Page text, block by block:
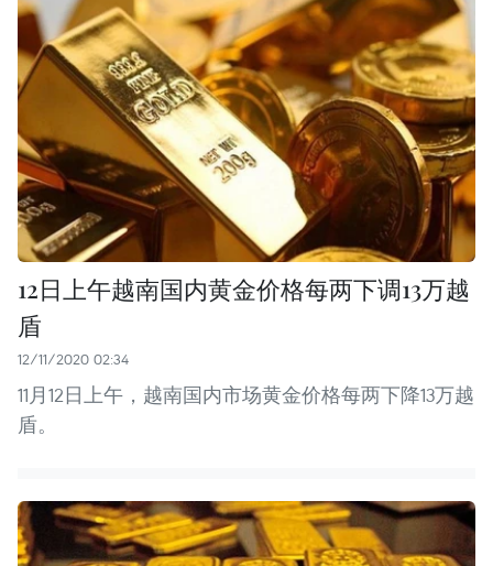
12日上午越南国内黄金价格每两下调13万越
盾
12/11/2020 02:34
11月12日上午，越南国内市场黄金价格每两下降13万越
盾。